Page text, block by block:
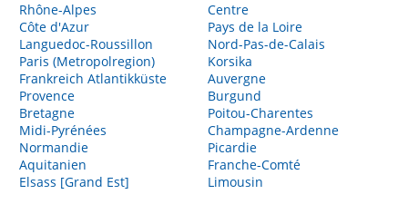
Rhône-Alpes
Côte d'Azur
Languedoc-Roussillon
Paris (Metropolregion)
Frankreich Atlantikküste
Provence
Bretagne
Midi-Pyrénées
Normandie
Aquitanien
Elsass [Grand Est]
Centre
Pays de la Loire
Nord-Pas-de-Calais
Korsika
Auvergne
Burgund
Poitou-Charentes
Champagne-Ardenne
Picardie
Franche-Comté
Limousin